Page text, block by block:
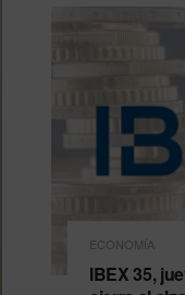
ECONOMÍA
IBEX 35,